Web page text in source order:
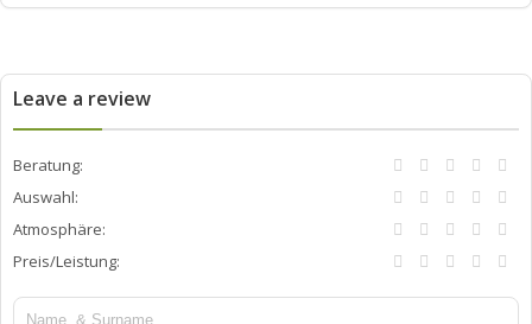
Leave a review
Beratung:
Auswahl:
Atmosphäre:
Preis/Leistung: